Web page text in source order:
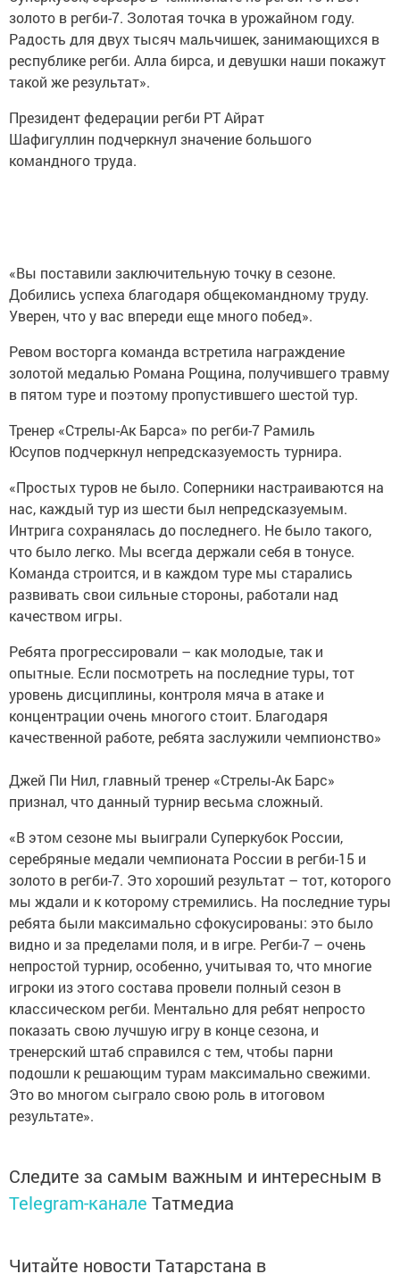
золото в регби-7. Золотая точка в урожайном году.
Радость для двух тысяч мальчишек, занимающихся в
республике регби. Алла бирса, и девушки наши покажут
такой же результат».
Президент федерации регби РТ Айрат
Шафигуллин подчеркнул значение большого
командного труда.
«Вы поставили заключительную точку в сезоне.
Добились успеха благодаря общекомандному труду.
Уверен, что у вас впереди еще много побед».
Ревом восторга команда встретила награждение
золотой медалью Романа Рощина, получившего травму
в пятом туре и поэтому пропустившего шестой тур.
Тренер «Стрелы-Ак Барса» по регби-7 Рамиль
Юсупов подчеркнул непредсказуемость турнира.
«Простых туров не было. Соперники настраиваются на
нас, каждый тур из шести был непредсказуемым.
Интрига сохранялась до последнего. Не было такого,
что было легко. Мы всегда держали себя в тонусе.
Команда строится, и в каждом туре мы старались
развивать свои сильные стороны, работали над
качеством игры.
Ребята прогрессировали – как молодые, так и
опытные. Если посмотреть на последние туры, тот
уровень дисциплины, контроля мяча в атаке и
концентрации очень многого стоит. Благодаря
качественной работе, ребята заслужили чемпионство»
Джей Пи Нил, главный тренер «Стрелы-Ак Барс»
признал, что данный турнир весьма сложный.
«В этом сезоне мы выиграли Суперкубок России,
серебряные медали чемпионата России в регби-15 и
золото в регби-7. Это хороший результат – тот, которого
мы ждали и к которому стремились. На последние туры
ребята были максимально сфокусированы: это было
видно и за пределами поля, и в игре. Регби-7 – очень
непростой турнир, особенно, учитывая то, что многие
игроки из этого состава провели полный сезон в
классическом регби. Ментально для ребят непросто
показать свою лучшую игру в конце сезона, и
тренерский штаб справился с тем, чтобы парни
подошли к решающим турам максимально свежими.
Это во многом сыграло свою роль в итоговом
результате».
Следите за самым важным и интересным в
Telegram-канале Татмедиа
Читайте новости Татарстана в